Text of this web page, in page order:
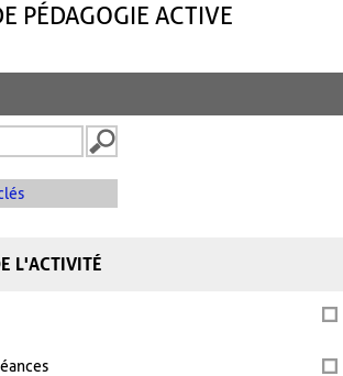
PÉDAGOGIE ACTIVE
L'ACTIVITÉ